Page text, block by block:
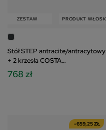
ZESTAW PRODUKT WŁOSKI
Stół STEP antracite/antracytowy
+ 2 krzesła COSTA
antracite/antracytowy
768 zł
-659,25 ZŁ